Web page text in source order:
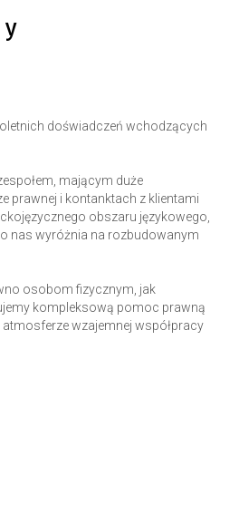
doświadczeń wchodzących
mającym duże
prawnej i kontanktach z klientami
obszaru językowego,
nas wyróżnia na rozbudowanym
osobom fizycznym, jak
kompleksową pomoc prawną
wzajemnej współpracy